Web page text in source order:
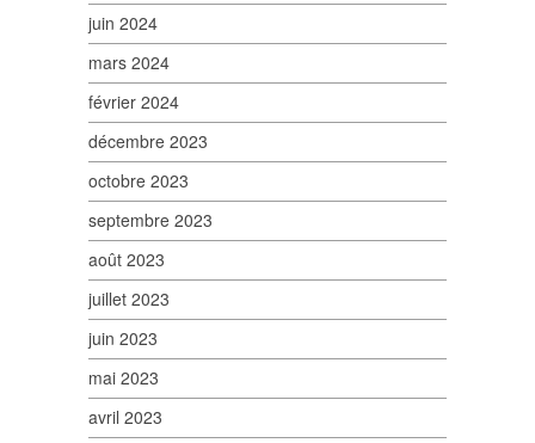
juin 2024
mars 2024
février 2024
décembre 2023
octobre 2023
septembre 2023
août 2023
juillet 2023
juin 2023
mai 2023
avril 2023